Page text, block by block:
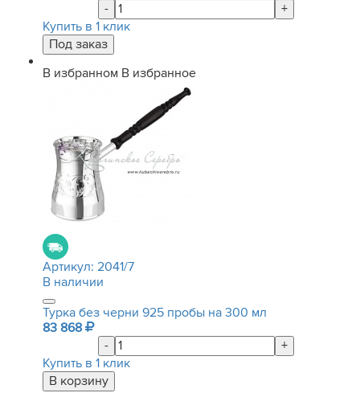
-
+
Купить в 1 клик
В избранном В избранное
Артикул: 2041/7
В наличии
Турка без черни 925 пробы на 300 мл
83 868
-
+
Купить в 1 клик